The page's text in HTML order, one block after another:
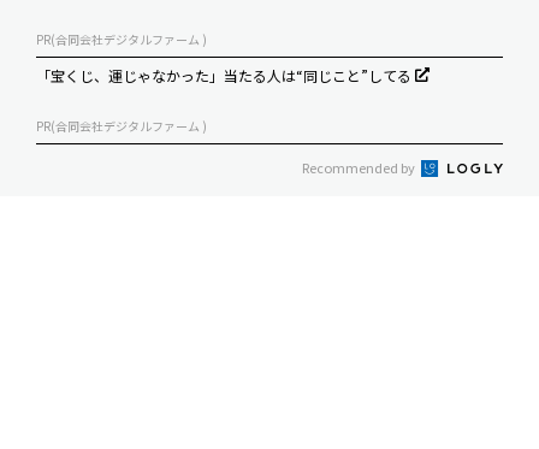
PR(合同会社デジタルファーム )
「宝くじ、運じゃなかった」当たる人は“同じこと”してる
PR(合同会社デジタルファーム )
Recommended by